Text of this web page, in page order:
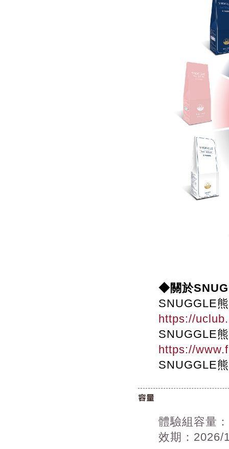
◆關於
SNUGGLE
https://
SNUGGLE
https://
SNUGGLE
體驗組容量
效期：2026/